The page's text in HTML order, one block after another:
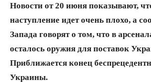
Новости от 20 июня показывают,
наступление идет очень плохо, а
Запада говорят о том, что в
осталось оружия для поставок
Приближается конец
Украины.